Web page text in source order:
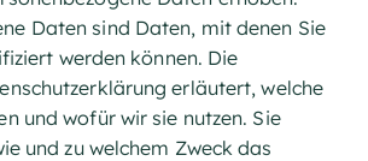
Daten sind Daten, mit denen Sie
werden können. Die
erläutert, welche
und wofür wir sie nutzen. Sie
und zu welchem Zweck das